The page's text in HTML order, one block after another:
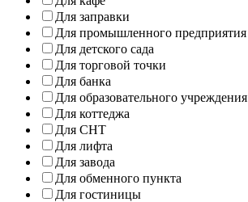
Для заправки
Для промышленного предприятия
Для детского сада
Для торговой точки
Для банка
Для образовательного учреждения
Для коттеджа
Для СНТ
Для лифта
Для завода
Для обменного пункта
Для гостиницы